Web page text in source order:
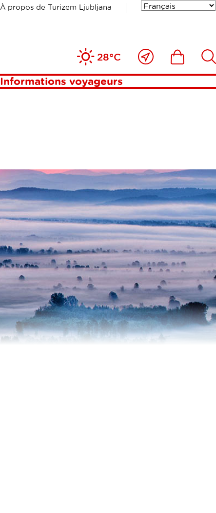
À propos de Turizem Ljubljana
28°C
Près
de
moi
Informations voyageurs